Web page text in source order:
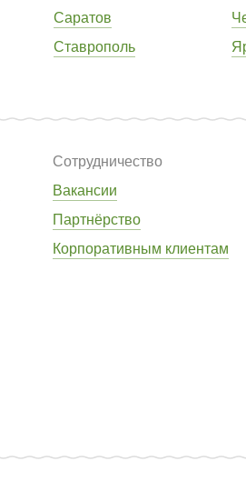
Саратов
Ставрополь
Сотрудничество
Вакансии
Партнёрство
Корпоративным клиентам